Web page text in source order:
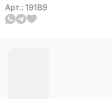
Арт.: 191B9